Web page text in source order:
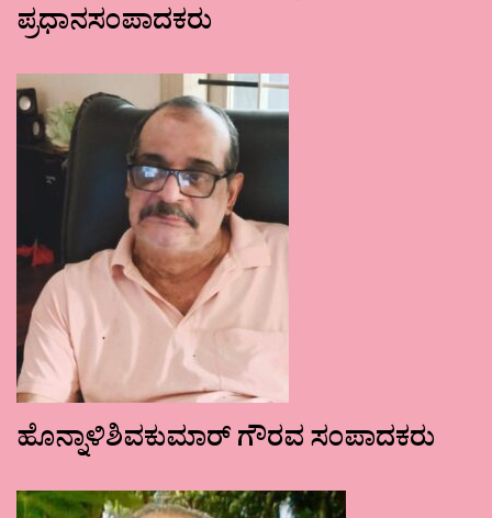
ಪ್ರಧಾನಸಂಪಾದಕರು
ಹೊನ್ನಾಳಿಶಿವಕುಮಾರ್ ಗೌರವ ಸಂಪಾದಕರು